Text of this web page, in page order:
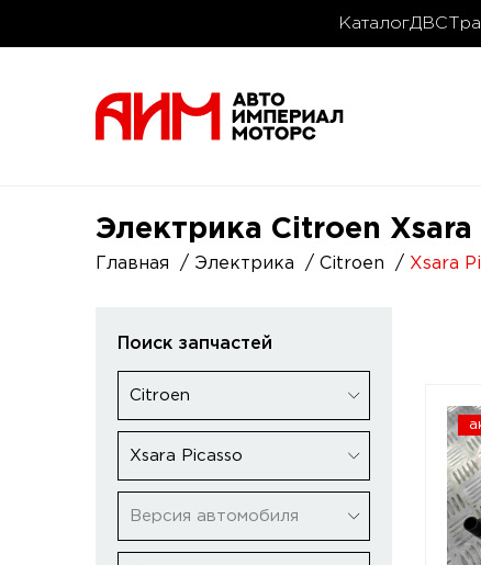
КаталогДВС
Электрика Citroen Xsara
Главная Электрика Citroen Xsara
Поиск запчастей
Citroen
Xsara Picasso
Версия автомобиля